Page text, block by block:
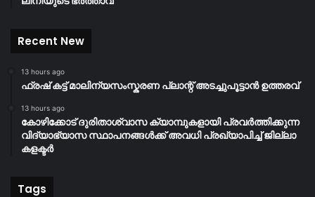
Recent New
13 hours ago
ഫ്രഷ് കട്ട് മാലിന്യസംസ്കരണ പ്ലാന്റ് അടച്ചുപൂട്ടാൻ ഉത്തരവ്
13 hours ago
കോഴിക്കോട് ദുരിതാശ്വാസ ക്യാമ്പുകളായി പ്രവര്‍ത്തിക്കുന്ന
വിദ്യാഭ്യാസ സ്ഥാപനങ്ങള്‍ക്ക് അവധി പ്രഖ്യാപിച്ച് ജില്ലാ
കളക്ടർ
Tags